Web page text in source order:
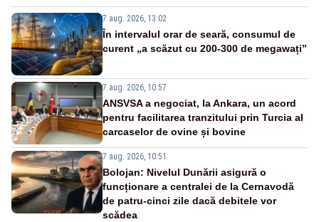
7 aug. 2026, 13:02
În intervalul orar de seară, consumul de
curent „a scăzut cu 200-300 de megawați”
7 aug. 2026, 10:57
ANSVSA a negociat, la Ankara, un acord
pentru facilitarea tranzitului prin Turcia al
carcaselor de ovine și bovine
7 aug. 2026, 10:51
Bolojan: Nivelul Dunării asigură o
funcționare a centralei de la Cernavodă
de patru-cinci zile dacă debitele vor
scădea